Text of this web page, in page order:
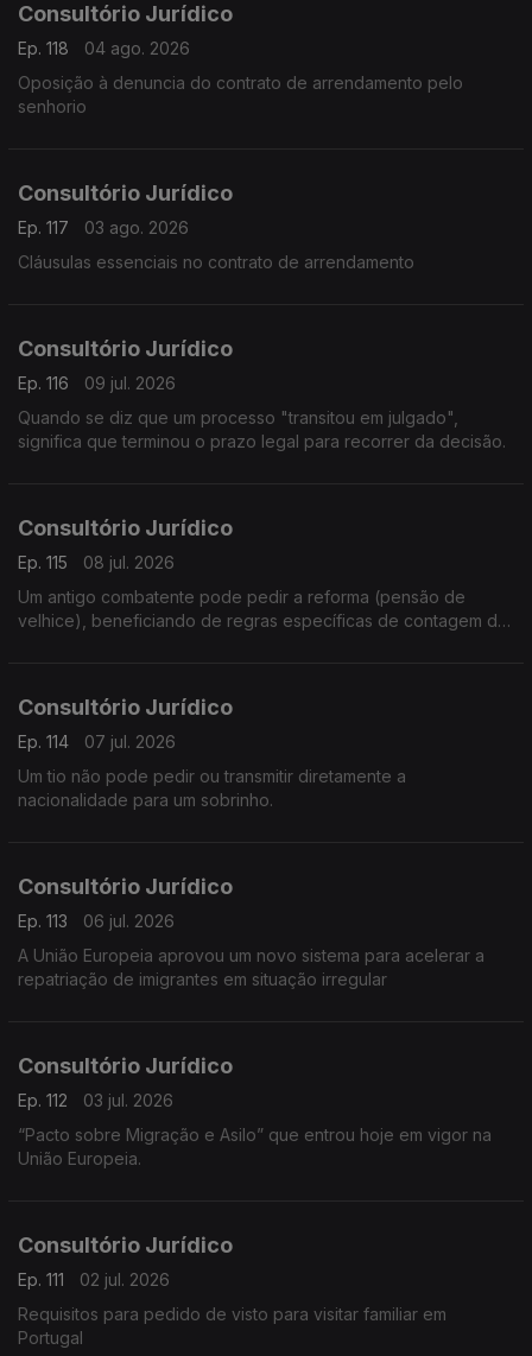
Consultório Jurídico
Ep. 118
04 ago. 2026
Oposição à denuncia do contrato de arrendamento pelo
senhorio
Consultório Jurídico
Ep. 117
03 ago. 2026
Cláusulas essenciais no contrato de arrendamento
Consultório Jurídico
Ep. 116
09 jul. 2026
Quando se diz que um processo "transitou em julgado",
significa que terminou o prazo legal para recorrer da decisão.
Consultório Jurídico
Ep. 115
08 jul. 2026
Um antigo combatente pode pedir a reforma (pensão de
velhice), beneficiando de regras específicas de contagem de
Consultório Jurídico
Ep. 114
07 jul. 2026
Um tio não pode pedir ou transmitir diretamente a
nacionalidade para um sobrinho.
Consultório Jurídico
Ep. 113
06 jul. 2026
A União Europeia aprovou um novo sistema para acelerar a
repatriação de imigrantes em situação irregular
Consultório Jurídico
Ep. 112
03 jul. 2026
“Pacto sobre Migração e Asilo” que entrou hoje em vigor na
União Europeia.
Consultório Jurídico
Ep. 111
02 jul. 2026
Requisitos para pedido de visto para visitar familiar em
Portugal